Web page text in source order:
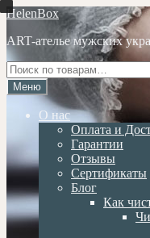
Перейти
навигации
Перейти
содержимому
HelenBox
ART-ателье мужских
Искать:
Меню
О нас
Оплата и
Гарантии
Отзывы
Сертификаты
Блог
Как